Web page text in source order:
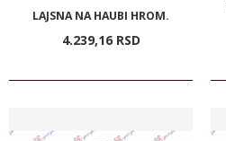
LAJSNA NA HAUBI HROM.
4.239,16 RSD